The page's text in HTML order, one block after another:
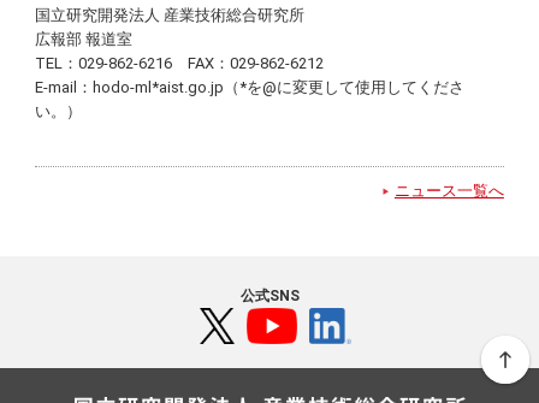
国立研究開発法人 産業技術総合研究所
広報部 報道室
TEL：029-862-6216 FAX：029-862-6212
E-mail：hodo-ml*aist.go.jp（*を@に変更して使用してくださ
い。）
ニュース一覧へ
公式SNS